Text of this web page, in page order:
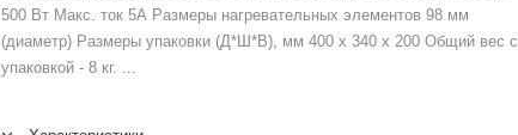
500 Вт Макс. ток 5А Размеры нагревательных элементов 98 мм
(диаметр) Размеры упаковки (Д*Ш*В), мм 400 x 340 x 200 Общий вес с
упаковкой - 8 кг. ...